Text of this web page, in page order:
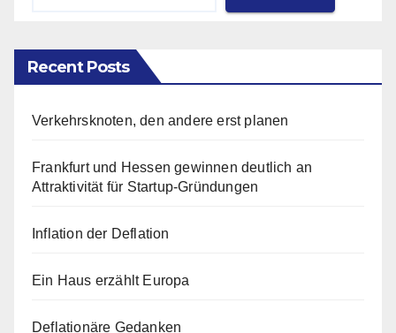
Recent Posts
Verkehrsknoten, den andere erst planen
Frankfurt und Hessen gewinnen deutlich an
Attraktivität für Startup-Gründungen
Inflation der Deflation
Ein Haus erzählt Europa
Deflationäre Gedanken